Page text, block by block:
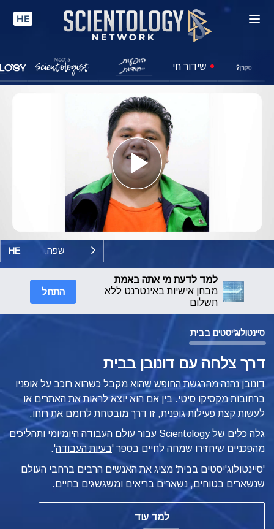
HE
סקרן? שידור חי
Play
Video
שפה: HE
למד לדעת מי אתה באמת
מבחן אישיות באינטרנט ללא
תשלום
התחל
סיינטולוג'יסטים בבית
דרך צלחה עם דונובן בבית
דונובן נהנה מהרגשת החופש שהוא מקבל כשהוא רוכב על אופניו
ברחובות מקסיקו סיטי. בין אם הוא יוצא לראות את האתרים או
לעשות קצת פעילות גופנית, זו דרך מובטחת לרומם את רוחו.
גלה כלים של Scientology עבור עולם העבודה היומיומי ותהליכים
מהפכניים שיחזירו שמחה לחיים בספר 'בעיות העבודה'.
'סיינטולוג'יסטים בבית' מציג את האנשים הרבים ברחבי העולם
שנשארים בטוחים, נשארים בריאים ומשגשגים בחיים.
למד עוד